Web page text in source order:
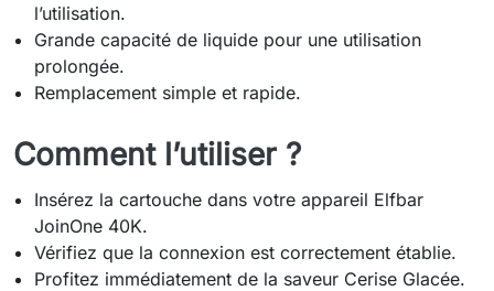
l’utilisation.
Grande capacité de liquide pour une utilisation
prolongée.
Remplacement simple et rapide.
Comment l’utiliser ?
Insérez la cartouche dans votre appareil Elfbar
JoinOne 40K.
Vérifiez que la connexion est correctement établie.
Profitez immédiatement de la saveur Cerise Glacée.